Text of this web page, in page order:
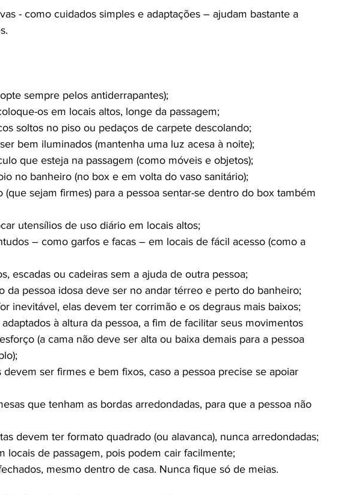
- como cuidados simples e adaptações – ajudam bastante a
sempre pelos antiderrapantes);
os em locais altos, longe da passagem;
soltos no piso ou pedaços de carpete descolando;
bem iluminados (mantenha uma luz acesa à noite);
que esteja na passagem (como móveis e objetos);
no banheiro (no box e em volta do vaso sanitário);
(que sejam firmes) para a pessoa sentar-se dentro do box também
utensílios de uso diário em locais altos;
– como garfos e facas – em locais de fácil acesso (como a
escadas ou cadeiras sem a ajuda de outra pessoa;
da pessoa idosa deve ser no andar térreo e perto do banheiro;
inevitável, elas devem ter corrimão e os degraus mais baixos;
à altura da pessoa, a fim de facilitar seus movimentos
(a cama não deve ser alta ou baixa demais para a pessoa
ser firmes e bem fixos, caso a pessoa precise se apoiar
que tenham as bordas arredondadas, para que a pessoa não
devem ter formato quadrado (ou alavanca), nunca arredondadas;
locais de passagem, pois podem cair facilmente;
mesmo dentro de casa. Nunca fique só de meias.